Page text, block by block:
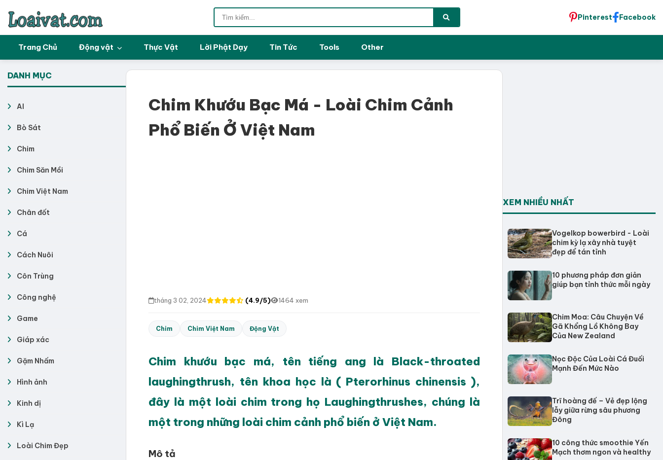
Pinterest Facebook
Trang Chủ Động vật Thực Vật Lời Phật Dạy Tin Tức Tools Other
DANH MỤC
AI
Bò Sát
Chim
Chim Săn Mồi
Chim Việt Nam
Chân đốt
Cá
Cách Nuôi
Côn Trùng
Công nghệ
Game
Giáp xác
Gặm Nhấm
Hình ảnh
Kinh dị
Kì Lạ
Loài Chim Đẹp
Chim Khướu Bạc Má - Loài Chim Cảnh
Phổ Biến Ở Việt Nam
tháng 3 02, 2024 (4.9/5) 1464 xem
Chim Chim Việt Nam Động Vật
Chim khướu bạc má, tên tiếng ang là Black-throated
laughingthrush, tên khoa học là ( Pterorhinus chinensis ),
đây là một loài chim trong họ Laughingthrushes, chúng là
một trong những loài chim cảnh phổ biến ở Việt Nam.
Mô tả
XEM NHIỀU NHẤT
Vogelkop bowerbird - Loài
chim kỳ lạ xây nhà tuyệt
đẹp để tán tỉnh
10 phương pháp đơn giản
giúp bạn tỉnh thức mỗi ngày
Chim Moa: Câu Chuyện Về
Gã Khổng Lồ Không Bay
Của New Zealand
Nọc Độc Của Loài Cá Đuối
Mạnh Đến Mức Nào
Trĩ hoàng đế – Vẻ đẹp lộng
lẫy giữa rừng sâu phương
Đông
10 công thức smoothie Yến
Mạch thơm ngon và healthy